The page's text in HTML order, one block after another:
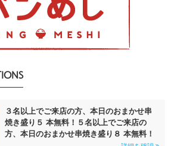
３名以上でご来店の方、本日のおまかせ串
焼き盛り５ 本無料！５名以上でご来店の
方、本日のおまかせ串焼き盛り８ 本無料！